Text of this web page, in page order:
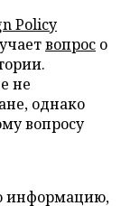
Policy
вопрос о
не
однако
вопросу
информацию,